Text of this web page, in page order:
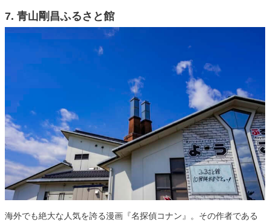
7. 青山剛昌ふるさと館
海外でも絶大な人気を誇る漫画『名探偵コナン』。その作者である